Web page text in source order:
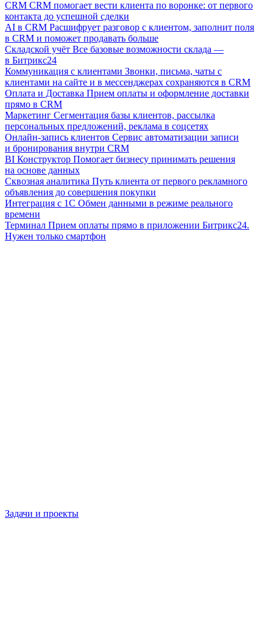
CRM CRM помогает вести клиента по воронке: от первого
контакта до успешной сделки
AI в CRM Расшифрует разговор с клиентом, заполнит поля
в CRM и поможет продавать больше
Складской учёт Все базовые возможности склада —
в Битрикс24
Коммуникация с клиентами Звонки, письма, чаты с
клиентами на сайте и в мессенджерах сохраняются в CRM
Оплата и Доставка Прием оплаты и оформление доставки
прямо в CRM
Маркетинг Сегментация базы клиентов, рассылка
персональных предложений, реклама в соцсетях
Онлайн-запись клиентов Сервис автоматизации записи
и бронирования внутри CRM
BI Конструктор Помогает бизнесу принимать решения
на основе данных
Сквозная аналитика Путь клиента от первого рекламного
объявления до совершения покупки
Интеграция с 1С Обмен данными в режиме реального
времени
Терминал Прием оплаты прямо в приложении Битрикс24.
Нужен только смартфон
Задачи и проекты